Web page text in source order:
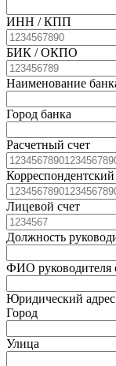
ИНН / КПП
БИК / ОКПО
Наименование
Город банка
Расчетный счет
Корреспондентский
Лицевой счет
Должность
ФИО руководителя
Юридический адрес
Город
Улица